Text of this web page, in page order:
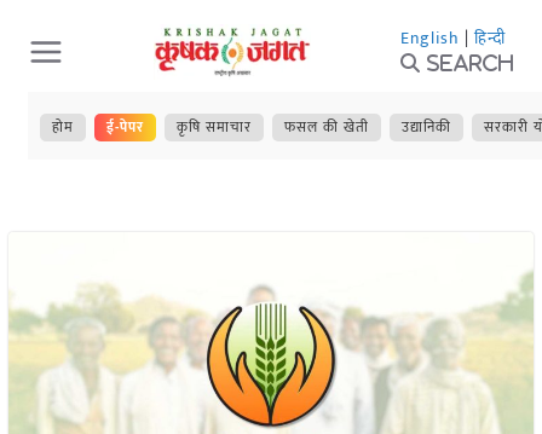
Skip
to
content
English | हिन्दी
Search
होम ई-पेपर कृषि समाचार फसल की खेती उद्यानिकी सरकारी